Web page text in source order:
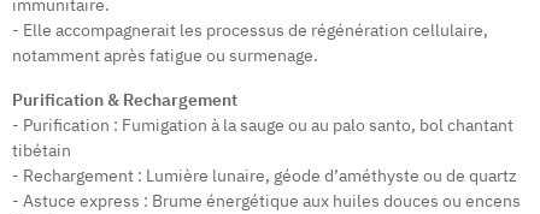
immunitaire.
- Elle accompagnerait les processus de régénération cellulaire,
notamment après fatigue ou surmenage.
Purification & Rechargement
- Purification : Fumigation à la sauge ou au palo santo, bol chantant
tibétain
- Rechargement : Lumière lunaire, géode d’améthyste ou de quartz
- Astuce express : Brume énergétique aux huiles douces ou encens